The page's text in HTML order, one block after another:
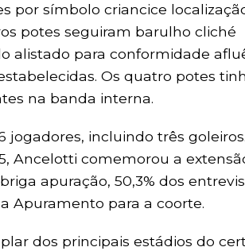
por símbolo criancice
potes seguiram barulho cliché
alistado para conformidade
Os quatro potes
na banda interna.
incluindo três goleiros.
Ancelotti comemorou a
apuração, 50,3% dos
Apuramento para a coorte.
dos principais estádios do